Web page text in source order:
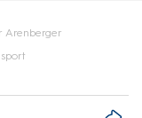
Arenberger
sport